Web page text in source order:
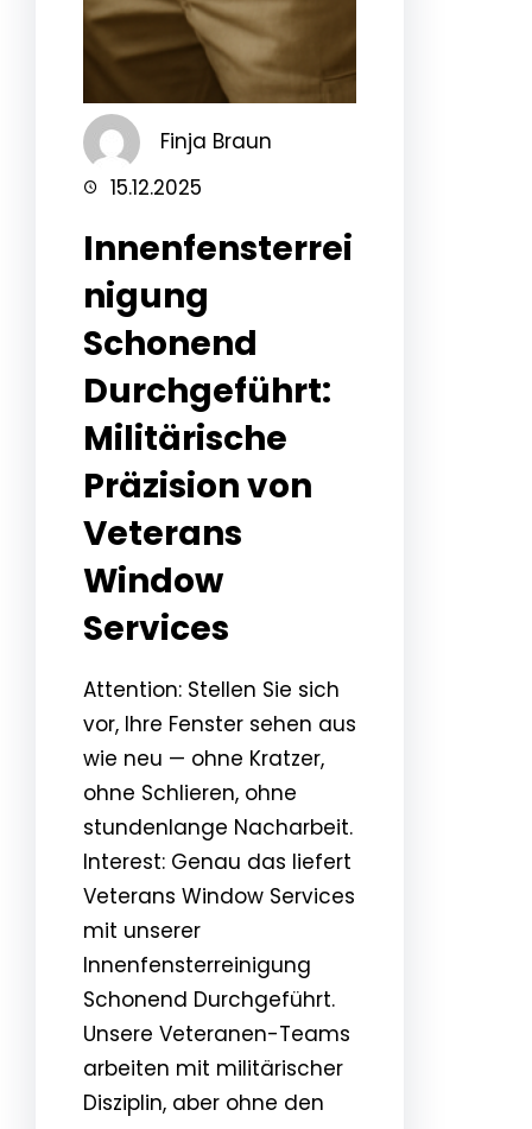
Finja Braun
15.12.2025
Innenfensterrei
nigung
Schonend
Durchgeführt:
Militärische
Präzision von
Veterans
Window
Services
Attention: Stellen Sie sich
vor, Ihre Fenster sehen aus
wie neu — ohne Kratzer,
ohne Schlieren, ohne
stundenlange Nacharbeit.
Interest: Genau das liefert
Veterans Window Services
mit unserer
Innenfensterreinigung
Schonend Durchgeführt.
Unsere Veteranen-Teams
arbeiten mit militärischer
Disziplin, aber ohne den